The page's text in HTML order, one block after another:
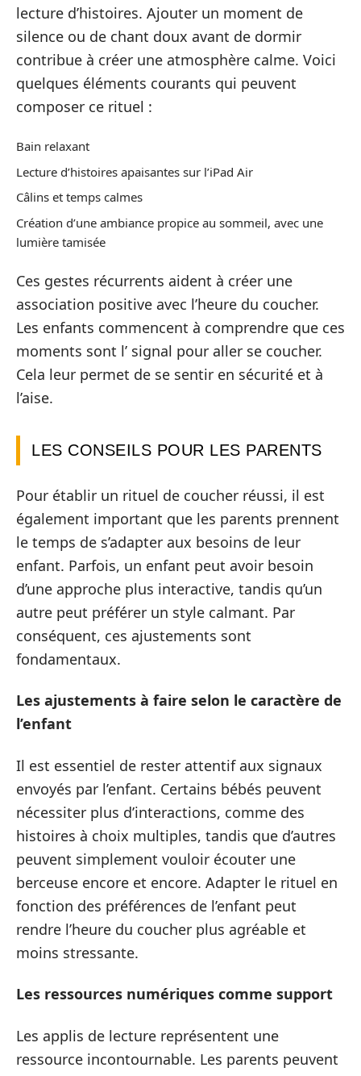
lecture d’histoires. Ajouter un moment de
silence ou de chant doux avant de dormir
contribue à créer une atmosphère calme. Voici
quelques éléments courants qui peuvent
composer ce rituel :
Bain relaxant
Lecture d’histoires apaisantes sur l’iPad Air
Câlins et temps calmes
Création d’une ambiance propice au sommeil, avec une
lumière tamisée
Ces gestes récurrents aident à créer une
association positive avec l’heure du coucher.
Les enfants commencent à comprendre que ces
moments sont l’ signal pour aller se coucher.
Cela leur permet de se sentir en sécurité et à
l’aise.
LES CONSEILS POUR LES PARENTS
Pour établir un rituel de coucher réussi, il est
également important que les parents prennent
le temps de s’adapter aux besoins de leur
enfant. Parfois, un enfant peut avoir besoin
d’une approche plus interactive, tandis qu’un
autre peut préférer un style calmant. Par
conséquent, ces ajustements sont
fondamentaux.
Les ajustements à faire selon le caractère de
l’enfant
Il est essentiel de rester attentif aux signaux
envoyés par l’enfant. Certains bébés peuvent
nécessiter plus d’interactions, comme des
histoires à choix multiples, tandis que d’autres
peuvent simplement vouloir écouter une
berceuse encore et encore. Adapter le rituel en
fonction des préférences de l’enfant peut
rendre l’heure du coucher plus agréable et
moins stressante.
Les ressources numériques comme support
Les applis de lecture représentent une
ressource incontournable. Les parents peuvent